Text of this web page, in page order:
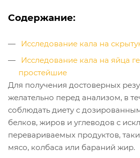
Содержание:
Исследование кала на
Исследование кала на яйца
простейшие
Для получения достоверных
желательно перед анализом, в
соблюдать диету с
белков, жиров и углеводов с
перевариваемых продуктов,
мясо, колбаса или бараний жир.